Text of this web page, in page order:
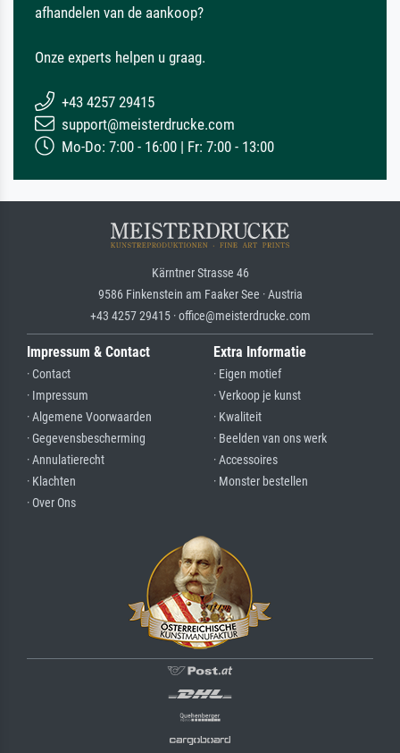
afhandelen van de aankoop?
Onze experts helpen u graag.
+43 4257 29415
support@meisterdrucke.com
Mo-Do: 7:00 - 16:00 | Fr: 7:00 - 13:00
Kärntner Strasse 46
9586 Finkenstein am Faaker See · Austria
+43 4257 29415 · office@meisterdrucke.com
Impressum & Contact
· Contact
· Impressum
· Algemene Voorwaarden
· Gegevensbescherming
· Annulatierecht
· Klachten
· Over Ons
Extra Informatie
· Eigen motief
· Verkoop je kunst
· Kwaliteit
· Beelden van ons werk
· Accessoires
· Monster bestellen